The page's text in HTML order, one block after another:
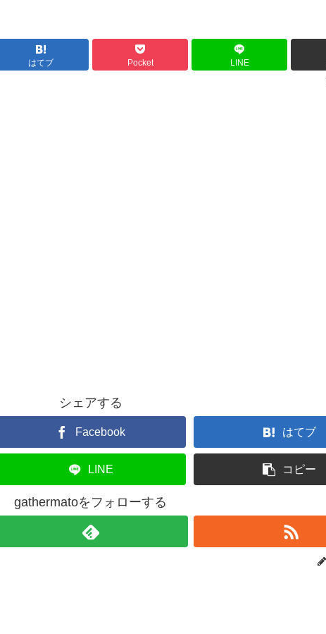
はてブ Pocket LINE
シェアする
Facebook はてブ
LINE コピー
gathermatoをフォローする